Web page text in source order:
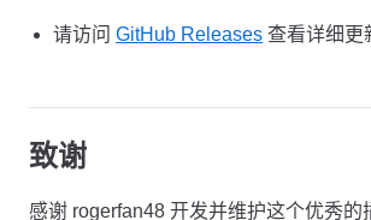
请访问 GitHub Releases 查看详细更
致谢
感谢 rogerfan48 开发并维护这个优秀的